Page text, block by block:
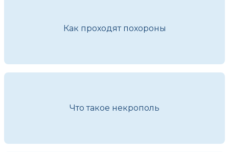
Как проходят похороны
Что такое некрополь